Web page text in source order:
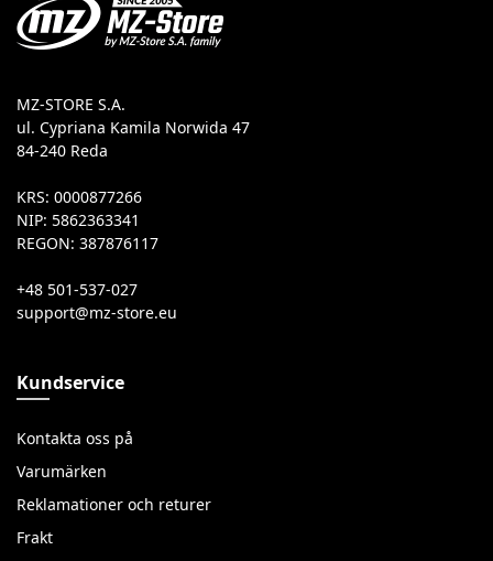
MZ-STORE S.A.
ul. Cypriana Kamila Norwida 47
84-240 Reda
KRS: 0000877266
NIP: 5862363341
REGON: 387876117
+48 501-537-027
Kundservice
Kontakta oss på
Varumärken
Reklamationer och returer
Frakt